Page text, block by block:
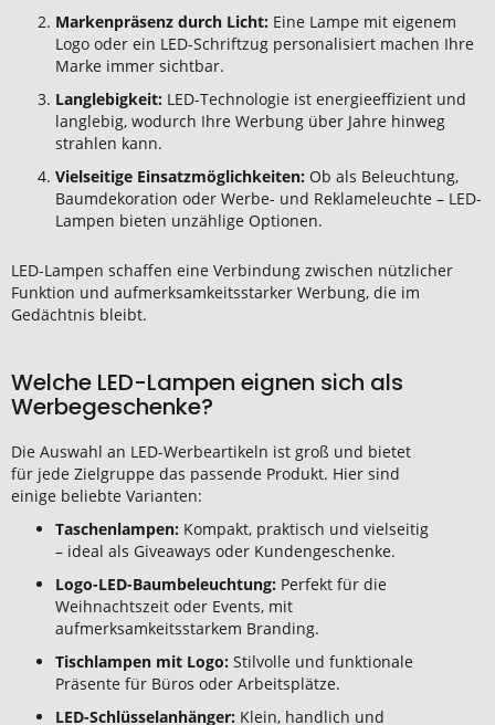
Markenpräsenz durch Licht: Eine Lampe mit eigenem
Logo oder ein LED-Schriftzug personalisiert machen Ihre
Marke immer sichtbar.
Langlebigkeit: LED-Technologie ist energieeffizient und
langlebig, wodurch Ihre Werbung über Jahre hinweg
strahlen kann.
Vielseitige Einsatzmöglichkeiten: Ob als Beleuchtung,
Baumdekoration oder Werbe- und Reklameleuchte – LED-
Lampen bieten unzählige Optionen.
LED-Lampen schaffen eine Verbindung zwischen nützlicher
Funktion und aufmerksamkeitsstarker Werbung, die im
Gedächtnis bleibt.
Welche LED-Lampen eignen sich als
Werbegeschenke?
Die Auswahl an LED-Werbeartikeln ist groß und bietet
für jede Zielgruppe das passende Produkt. Hier sind
einige beliebte Varianten:
Taschenlampen: Kompakt, praktisch und vielseitig
– ideal als Giveaways oder Kundengeschenke.
Logo-LED-Baumbeleuchtung: Perfekt für die
Weihnachtszeit oder Events, mit
aufmerksamkeitsstarkem Branding.
Tischlampen mit Logo: Stilvolle und funktionale
Präsente für Büros oder Arbeitsplätze.
LED-Schlüsselanhänger: Klein, handlich und